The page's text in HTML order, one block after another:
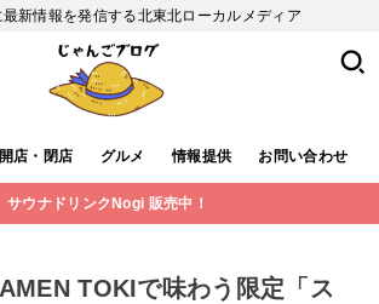
新情報を発信する北東北ローカルメディア
開店・閉店 グルメ 情報提供 お問い合わせ
サウナドリンクNogi 販売中！
TOKIで味わう限定「ス